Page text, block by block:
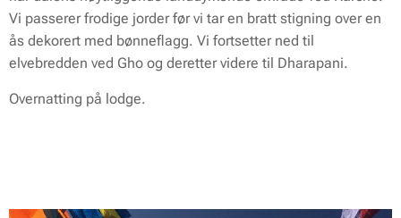
Vi passerer frodige jorder før vi tar en bratt stigning over en
ås dekorert med bønneflagg. Vi fortsetter ned til
elvebredden ved Gho og deretter videre til Dharapani.
Overnatting på lodge.